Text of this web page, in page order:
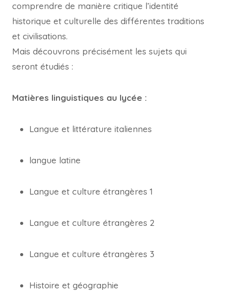
comprendre de manière critique l’identité
historique et culturelle des différentes traditions
et civilisations.
Mais découvrons précisément les sujets qui
seront étudiés :
Matières linguistiques au lycée :
Langue et littérature italiennes
langue latine
Langue et culture étrangères 1
Langue et culture étrangères 2
Langue et culture étrangères 3
Histoire et géographie